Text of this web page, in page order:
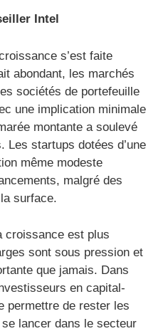
Intel
s’est faite
abondant, les marchés
sociétés de portefeuille
une implication minimale
montante a soulevé
Les startups dotées d’une
même modeste
malgré des
surface.
croissance est plus
sont sous pression et
que jamais. Dans
en capital-
permettre de rester les
lancer dans le secteur